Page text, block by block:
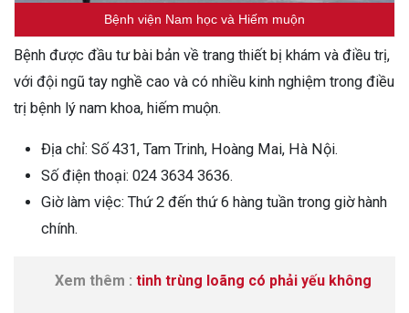
Bệnh viện Nam học và Hiếm muộn
Bệnh được đầu tư bài bản về trang thiết bị khám và điều trị,
với đội ngũ tay nghề cao và có nhiều kinh nghiệm trong điều
trị bệnh lý nam khoa, hiếm muộn.
Địa chỉ: Số 431, Tam Trinh, Hoàng Mai, Hà Nội.
Số điện thoại: 024 3634 3636.
Giờ làm việc: Thứ 2 đến thứ 6 hàng tuần trong giờ hành
chính.
Xem thêm : tinh trùng loãng có phải yếu không